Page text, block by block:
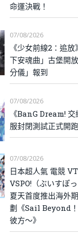
命運決戰！
07/08/2026
《少女前線2：追
下安魂曲」古堡開
分儀」報到
07/08/2026
《BanG Dream!
服封閉測試正式開跑
07/08/2026
日本超人氣 電競
VSPO!（ぶいすぽ
夏天首度推出海外
劃《Sail Beyond
彼方～》